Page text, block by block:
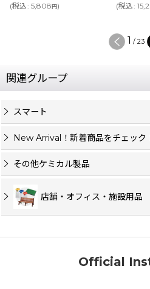
(税込: 5,808円) (税込:
1 / 23
関連グループ
スマート
New Arrival！新着商品をチェック
その他ケミカル製品
店舗・オフィス・施設用品
Official